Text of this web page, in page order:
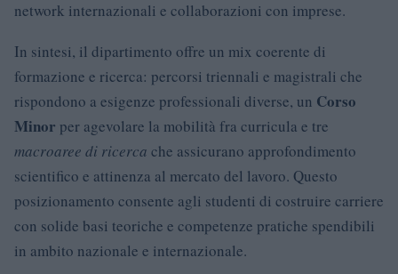
network internazionali e collaborazioni con imprese.
In sintesi, il dipartimento offre un mix coerente di
formazione e ricerca: percorsi triennali e magistrali che
rispondono a esigenze professionali diverse, un Corso
Minor per agevolare la mobilità fra curricula e tre
macroaree di ricerca che assicurano approfondimento
scientifico e attinenza al mercato del lavoro. Questo
posizionamento consente agli studenti di costruire carriere
con solide basi teoriche e competenze pratiche spendibili
in ambito nazionale e internazionale.